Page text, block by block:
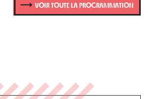
VOIR TOUTE LA PROGRAMMATION